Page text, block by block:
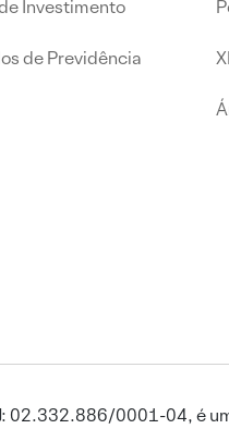
Investimento
de Previdência
02.332.886/0001-04, é